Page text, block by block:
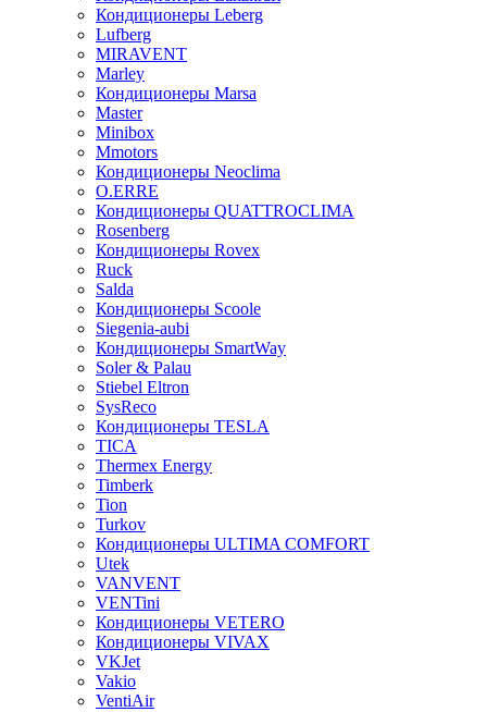
Кондиционеры Leberg
Lufberg
MIRAVENT
Marley
Кондиционеры Marsa
Master
Minibox
Mmotors
Кондиционеры Neoclima
O.ERRE
Кондиционеры QUATTROCLIMA
Rosenberg
Кондиционеры Rovex
Ruck
Salda
Кондиционеры Scoole
Siegenia-aubi
Кондиционеры SmartWay
Soler & Palau
Stiebel Eltron
SysReco
Кондиционеры TESLA
TICA
Thermex Energy
Timberk
Tion
Turkov
Кондиционеры ULTIMA COMFORT
Utek
VANVENT
VENTini
Кондиционеры VETERO
Кондиционеры VIVAX
VKJet
Vakio
VentiAir